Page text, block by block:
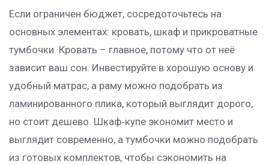
Если ограничен бюджет, сосредоточьтесь на
основных элементах: кровать, шкаф и прикроватные
тумбочки. Кровать – главное, потому что от неё
зависит ваш сон. Инвестируйте в хорошую основу и
удобный матрас, а раму можно подобрать из
ламинированного плика, который выглядит дорого,
но стоит дешево. Шкаф‑купе экономит место и
выглядит современно, а тумбочки можно подобрать
из готовых комплектов, чтобы сэкономить на